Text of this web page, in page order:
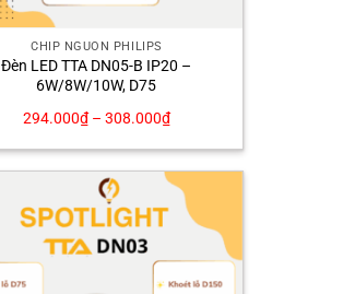
CHÍP NGUỒN PHILIPS
Đèn LED TTA DN05-B IP20 –
6W/8W/10W, D75
294.000₫– 308.000₫